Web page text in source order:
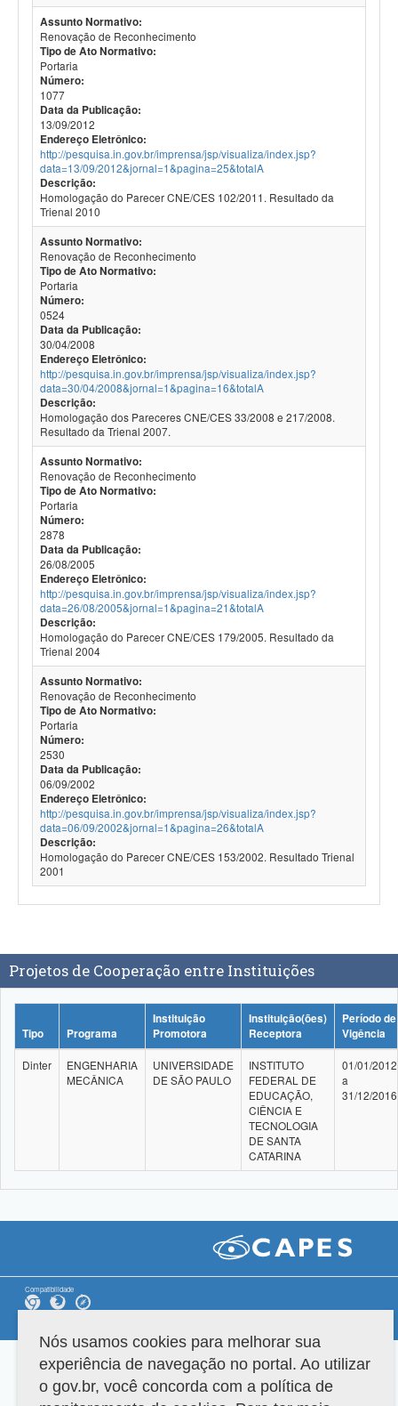
Assunto Normativo:
Renovação de Reconhecimento
Tipo de Ato Normativo:
Portaria
Número:
1077
Data da Publicação:
13/09/2012
Endereço Eletrônico:
http://pesquisa.in.gov.br/imprensa/jsp/visualiza/index.jsp?
data=13/09/2012&jornal=1&pagina=25&totalA
Descrição:
Homologação do Parecer CNE/CES 102/2011. Resultado da
Trienal 2010
Assunto Normativo:
Renovação de Reconhecimento
Tipo de Ato Normativo:
Portaria
Número:
0524
Data da Publicação:
30/04/2008
Endereço Eletrônico:
http://pesquisa.in.gov.br/imprensa/jsp/visualiza/index.jsp?
data=30/04/2008&jornal=1&pagina=16&totalA
Descrição:
Homologação dos Pareceres CNE/CES 33/2008 e 217/2008.
Resultado da Trienal 2007.
Assunto Normativo:
Renovação de Reconhecimento
Tipo de Ato Normativo:
Portaria
Número:
2878
Data da Publicação:
26/08/2005
Endereço Eletrônico:
http://pesquisa.in.gov.br/imprensa/jsp/visualiza/index.jsp?
data=26/08/2005&jornal=1&pagina=21&totalA
Descrição:
Homologação do Parecer CNE/CES 179/2005. Resultado da
Trienal 2004
Assunto Normativo:
Renovação de Reconhecimento
Tipo de Ato Normativo:
Portaria
Número:
2530
Data da Publicação:
06/09/2002
Endereço Eletrônico:
http://pesquisa.in.gov.br/imprensa/jsp/visualiza/index.jsp?
data=06/09/2002&jornal=1&pagina=26&totalA
Descrição:
Homologação do Parecer CNE/CES 153/2002. Resultado Trienal
2001
Projetos de Cooperação entre Instituições
Tipo Programa
Instituição
Promotora
Instituição(ões)
Receptora
Período de
Vigência
Dinter
ENGENHARIA
MECÂNICA
UNIVERSIDADE
DE SÃO PAULO
INSTITUTO
FEDERAL DE
EDUCAÇÃO,
CIÊNCIA E
TECNOLOGIA
DE SANTA
CATARINA
01/01/2012
a
31/12/2016
Compatibilidade
Nós usamos cookies para melhorar sua
experiência de navegação no portal. Ao utilizar
o gov.br, você concorda com a política de